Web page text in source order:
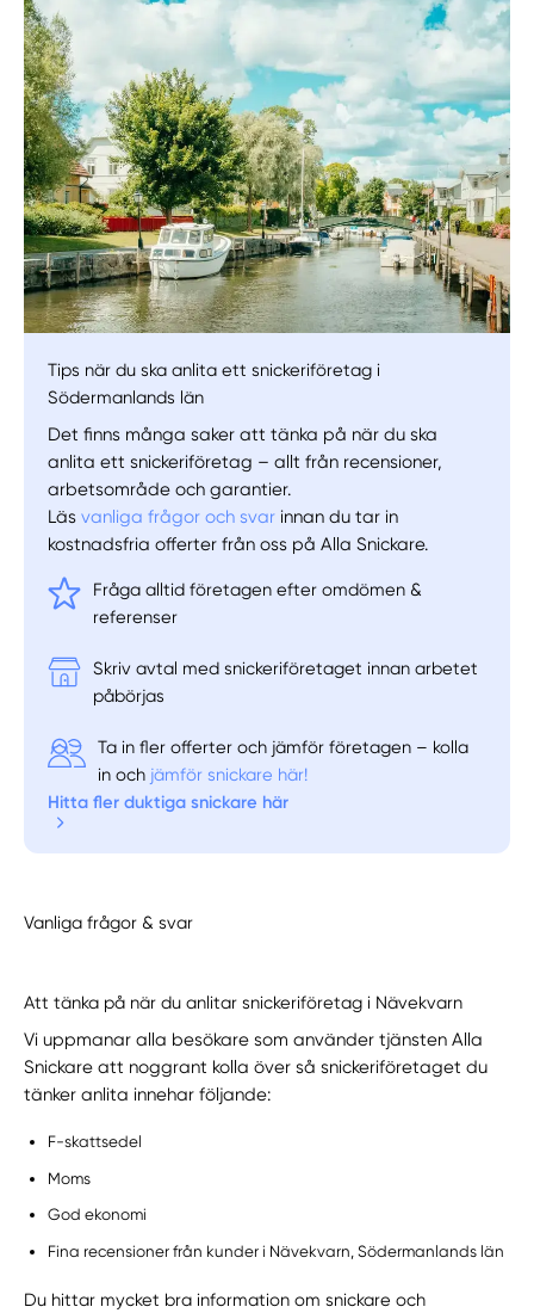
Manuellt Få hjälp
Välj tillvägagångssätt
Tips när du ska anlita ett snickeriföretag i
Södermanlands län
Det finns många saker att tänka på när du ska
anlita ett snickeriföretag – allt från recensioner,
arbetsområde och garantier.
Läsvanliga frågor och svar innan du tar in
kostnadsfria offerter från oss på Alla Snickare.
Fråga alltid företagen efter omdömen &
referenser
Skriv avtal med snickeriföretaget innan arbetet
påbörjas
Ta in fler offerter och jämför företagen – kolla
in och jämför snickare här!
Hitta fler duktiga snickare här
Vanliga frågor & svar
Att tänka på när du anlitar snickeriföretag i Nävekvarn
Vi uppmanar alla besökare som använder tjänsten Alla
Snickare att noggrant kolla över så snickeriföretaget du
tänker anlita innehar följande:
F-skattsedel
Moms
God ekonomi
Fina recensioner från kunder i Nävekvarn, Södermanlands län
Du hittar mycket bra information om snickare och